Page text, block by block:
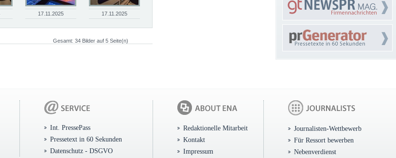
17.11.2025 17.11.2025
Gesamt: 34 Bilder auf 5 Seite(n)
Int. PressePass
Pressetext in 60 Sekunden
Datenschutz - DSGVO
Redaktionelle Mitarbeit
Kontakt
Impressum
Journalisten-Wettbewerb
Für Ressort bewerben
Nebenverdienst